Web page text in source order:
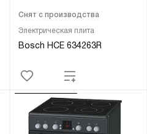
Электрическая плита
Bosch HCE 634263R
Снят с производства